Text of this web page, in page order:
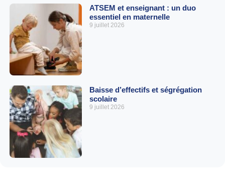
ATSEM et enseignant : un duo
essentiel en maternelle
9 juillet 2026
Baisse d’effectifs et ségrégation
scolaire
9 juillet 2026